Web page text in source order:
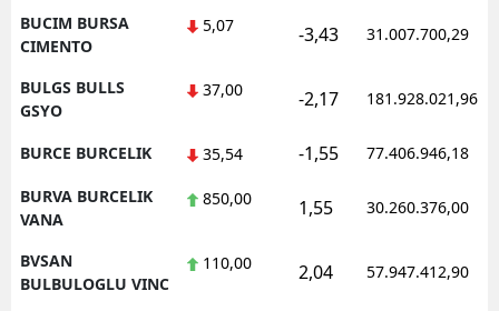
BUCIM BURSA
CIMENTO
5,07 -3,43 31.007.700,29
BULGS BULLS
GSYO
37,00 -2,17 181.928.021,96
BURCE BURCELIK 35,54 -1,55 77.406.946,18
BURVA BURCELIK
VANA
850,00 1,55 30.260.376,00
BVSAN
BULBULOGLU VINC
110,00 2,04 57.947.412,90